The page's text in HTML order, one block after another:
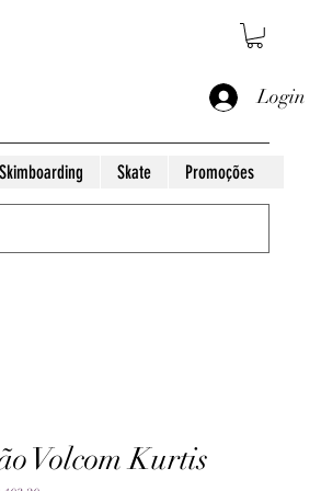
Login
Skimboarding Skate Promoções
Volcom Kurtis